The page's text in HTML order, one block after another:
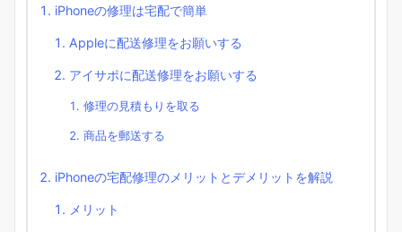
iPhoneの修理は宅配で簡単
Appleに配送修理をお願いする
アイサポに配送修理をお願いする
修理の見積もりを取る
商品を郵送する
iPhoneの宅配修理のメリットとデメリットを解説
メリット